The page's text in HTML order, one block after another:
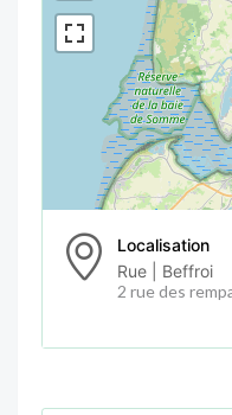
Localisation
Rue | Beffroi
2 rue des